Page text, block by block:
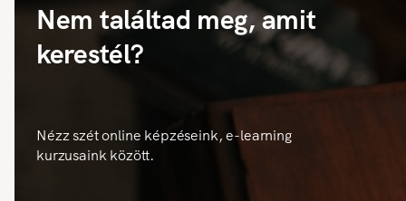
Nem találtad meg, amit
kerestél?
Nézz szét online képzéseink, e-learning
kurzusaink között.